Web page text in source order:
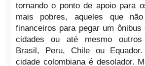
tornando o ponto de apoio para
mais pobres, aqueles que
financeiros para pegar um
cidades ou até mesmo
Brasil, Peru, Chile ou
cidade colombiana é desolador.